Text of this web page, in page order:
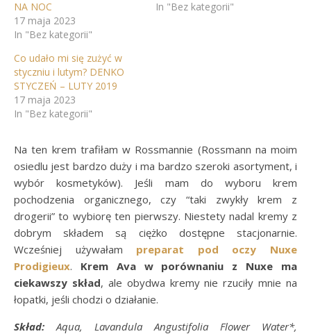
NA NOC
17 maja 2023
In "Bez kategorii"
In "Bez kategorii"
Co udało mi się zużyć w
styczniu i lutym? DENKO
STYCZEŃ – LUTY 2019
17 maja 2023
In "Bez kategorii"
Na ten krem trafiłam w Rossmannie (Rossmann na moim
osiedlu jest bardzo duży i ma bardzo szeroki asortyment, i
wybór kosmetyków). Jeśli mam do wyboru krem
pochodzenia organicznego, czy “taki zwykły krem z
drogerii” to wybiorę ten pierwszy. Niestety nadal kremy z
dobrym składem są ciężko dostępne stacjonarnie.
Wcześniej używałam preparat pod oczy Nuxe
Prodigieux. Krem Ava w porównaniu z Nuxe ma
ciekawszy skład, ale obydwa kremy nie rzuciły mnie na
łopatki, jeśli chodzi o działanie.
Skład: Aqua, Lavandula Angustifolia Flower Water*,